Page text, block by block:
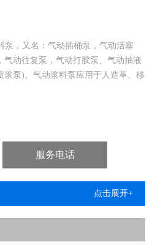
泵，又名：气动插桶泵，气动活塞
气动往复泵，气动打胶泵、气动抽液
浆泵)。气动浆料泵应用于人造革、移
药、涂层、化工、纺织、喷漆、喷
服务电话
点击展开+